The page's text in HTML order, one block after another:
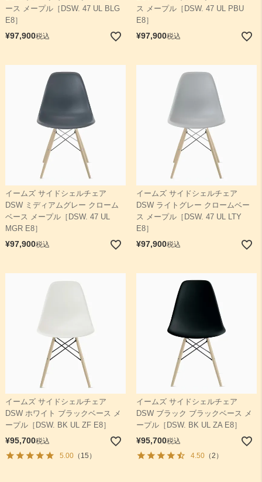
ース メープル［DSW. 47 UL BLG
E8］
¥97,900税込
ス メープル［DSW. 47 UL PBU
E8］
¥97,900税込
イームズ サイドシェルチェア
DSW ミディアムグレー クローム
ベース メープル［DSW. 47 UL
MGR E8］
¥97,900税込
イームズ サイドシェルチェア
DSW ライトグレー クロームベー
ス メープル［DSW. 47 UL LTY
E8］
¥97,900税込
イームズ サイドシェルチェア
DSW ホワイト ブラックベース メ
ープル［DSW. BK UL ZF E8］
¥95,700税込
5.00（15）
イームズ サイドシェルチェア
DSW ブラック ブラックベース メ
ープル［DSW. BK UL ZA E8］
¥95,700税込
4.50（2）